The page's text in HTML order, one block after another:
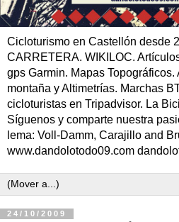
Cicloturismo en Castellón desde
CARRETERA. WIKILOC.
gps Garmin. Mapas
montaña y Altimetrías. Marchas
cicloturistas en Tripadvisor. La
Síguenos y comparte nuestra
lema: Voll-Damm, Carajillo and
www.dandolotodo09.com
24/10/2009